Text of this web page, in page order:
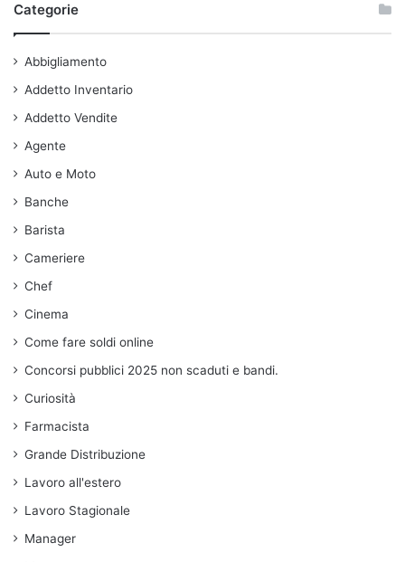
Categorie
Abbigliamento
Addetto Inventario
Addetto Vendite
Agente
Auto e Moto
Banche
Barista
Cameriere
Chef
Cinema
Come fare soldi online
Concorsi pubblici 2025 non scaduti e bandi.
Curiosità
Farmacista
Grande Distribuzione
Lavoro all'estero
Lavoro Stagionale
Manager